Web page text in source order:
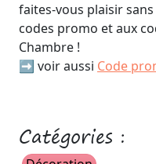
faites-vous plaisir
codes promo et aux
Chambre !
➡️ voir aussi Code
Catégories :